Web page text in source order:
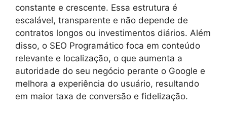
constante e crescente. Essa estrutura é
escalável, transparente e não depende de
contratos longos ou investimentos diários. Além
disso, o SEO Programático foca em conteúdo
relevante e localização, o que aumenta a
autoridade do seu negócio perante o Google e
melhora a experiência do usuário, resultando
em maior taxa de conversão e fidelização.